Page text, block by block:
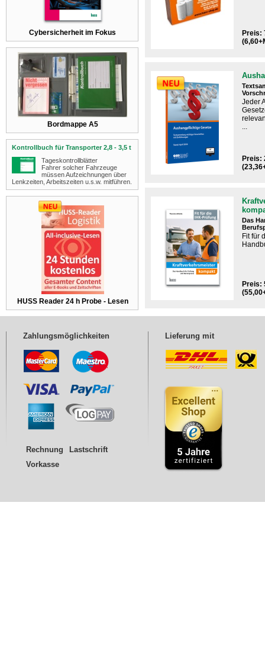
Cybersicherheit im Fokus
Bordmappe A5
Kontrollbuch für Transporter 2,8 - 3,5 t
Tageskontrollblätter
Fahrer solcher Fahrzeuge
müssen Aufzeichnungen über
Lenkzeiten, Arbeitszeiten u.s.w. mitführen.
HUSS Reader 24 h Probe - Lesen
Preis:
Jeder
...
Preis:
Das
Fit für
Preis:
Zahlungsmöglichkeiten
Rechnung
Lastschrift
Vorkasse
Lieferung mit